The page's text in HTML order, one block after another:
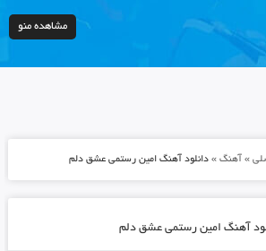
مشاهده منو
» آهنگ» دانلود آهنگ امین رستمی عشق دلم
آهنگ امین رستمی عشق دلم